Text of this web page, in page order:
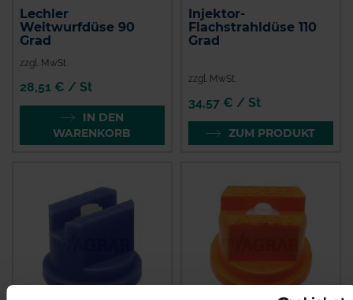
Lechler
Weitwurfdüse 90
Grad
zzgl. MwSt.
28,51 € / St
IN DEN
WARENKORB
Injektor-
Flachstrahldüse 110
Grad
zzgl. MwSt.
34,57 € / St
ZUM PRODUKT